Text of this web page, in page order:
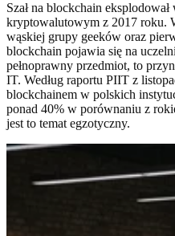
Szał na blockchain
kryptowalutowym z 2017 roku.
wąskiej grupy geeków oraz
blockchain pojawia się na
pełnoprawny przedmiot, to
IT. Według raportu PIIT z
blockchainem w polskich
ponad 40% w porównaniu z
jest to temat egzotyczny.